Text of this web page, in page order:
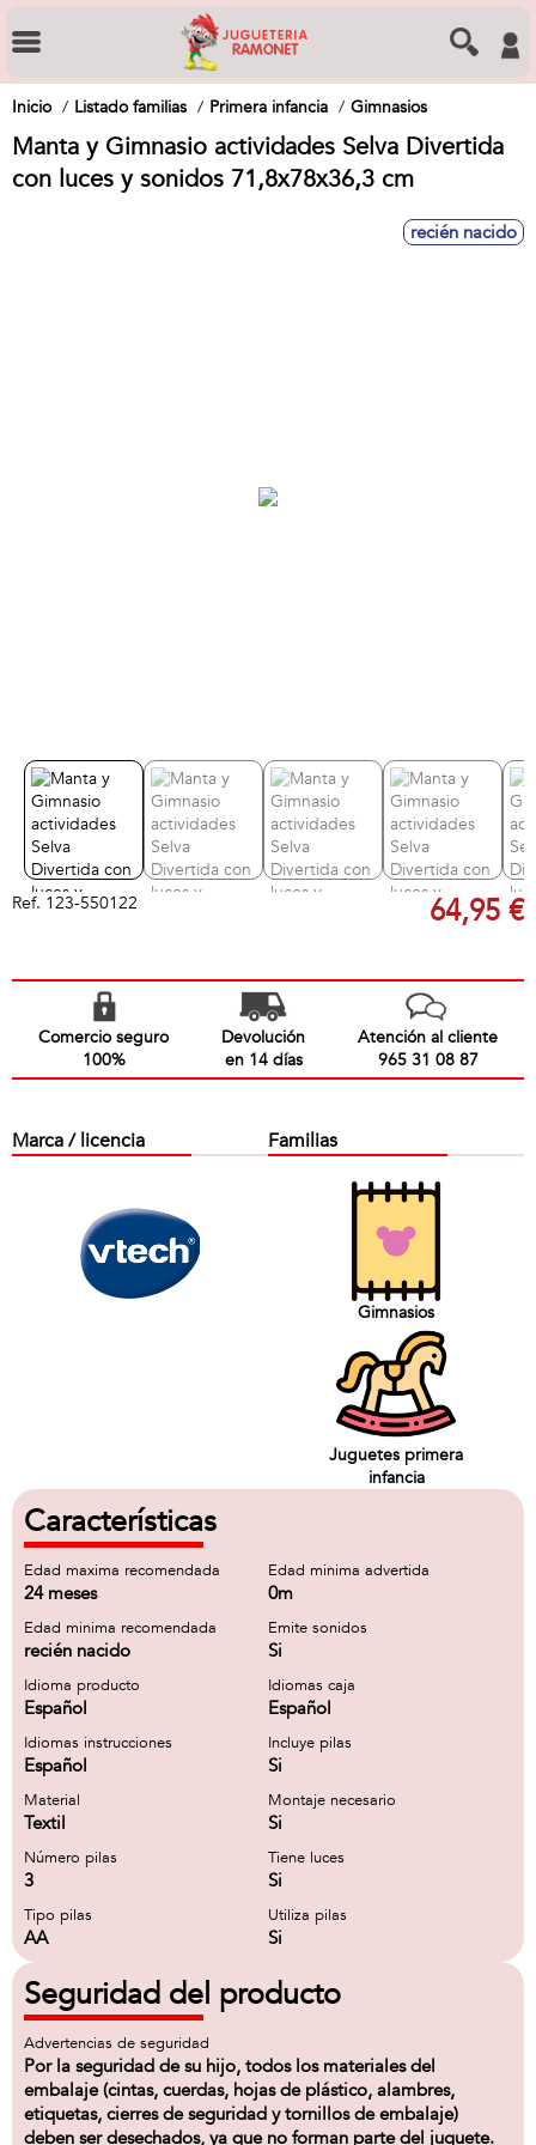
Inicio Listado familias Primera infancia Gimnasios
Manta y Gimnasio actividades Selva Divertida
con luces y sonidos 71,8x78x36,3 cm
recién nacido
Ref. 123-550122 64,95 €
Comercio seguro
100%
Devolución
en 14 días
Atención al cliente
965 31 08 87
Marca / licencia Familias
Gimnasios
Juguetes primera
infancia
Características
Edad maxima recomendada
24 meses
Edad minima advertida
0m
Edad minima recomendada
recién nacido
Emite sonidos
Si
Idioma producto
Español
Idiomas caja
Español
Idiomas instrucciones
Español
Incluye pilas
Si
Material
Textil
Montaje necesario
Si
Número pilas
3
Tiene luces
Si
Tipo pilas
AA
Utiliza pilas
Si
Seguridad del producto
Advertencias de seguridad
Por la seguridad de su hijo, todos los materiales del
embalaje (cintas, cuerdas, hojas de plástico, alambres,
etiquetas, cierres de seguridad y tornillos de embalaje)
deben ser desechados, ya que no forman parte del juguete.